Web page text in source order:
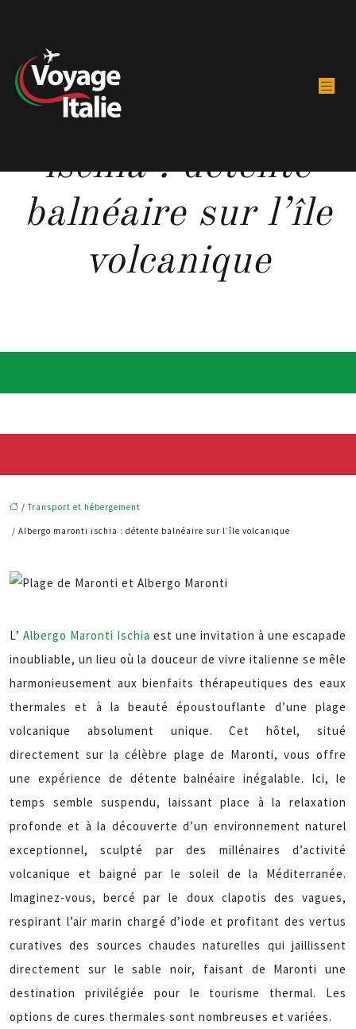
Albergo maronti
ischia : détente
balnéaire sur l’île
volcanique
/Transport et hébergement
/ Albergo maronti ischia : détente balnéaire sur l’île volcanique
L’ Albergo Maronti Ischia est une invitation à une escapade
inoubliable, un lieu où la douceur de vivre italienne se mêle
harmonieusement aux bienfaits thérapeutiques des eaux
thermales et à la beauté époustouflante d’une plage
volcanique absolument unique. Cet hôtel, situé
directement sur la célèbre plage de Maronti, vous offre
une expérience de détente balnéaire inégalable. Ici, le
temps semble suspendu, laissant place à la relaxation
profonde et à la découverte d’un environnement naturel
exceptionnel, sculpté par des millénaires d’activité
volcanique et baigné par le soleil de la Méditerranée.
Imaginez-vous, bercé par le doux clapotis des vagues,
respirant l’air marin chargé d’iode et profitant des vertus
curatives des sources chaudes naturelles qui jaillissent
directement sur le sable noir, faisant de Maronti une
destination privilégiée pour le tourisme thermal. Les
options de cures thermales sont nombreuses et variées.